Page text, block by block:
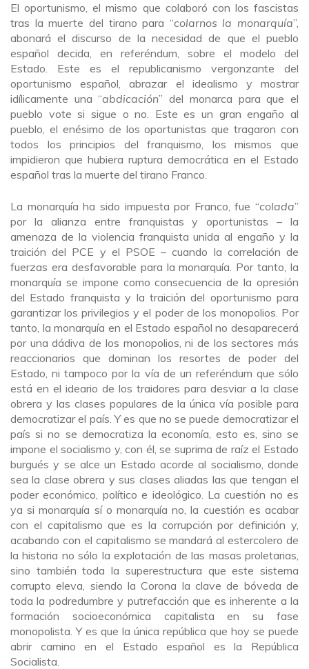
El oportunismo, el mismo que colaboró con los fascistas
tras la muerte del tirano para “colarnos la monarquía”,
abonará el discurso de la necesidad de que el pueblo
español decida, en referéndum, sobre el modelo del
Estado. Este es el republicanismo vergonzante del
oportunismo español, abrazar el idealismo y mostrar
idílicamente una “abdicación” del monarca para que el
pueblo vote si sigue o no. Este es un gran engaño al
pueblo, el enésimo de los oportunistas que tragaron con
todos los principios del franquismo, los mismos que
impidieron que hubiera ruptura democrática en el Estado
español tras la muerte del tirano Franco.
La monarquía ha sido impuesta por Franco, fue “colada”
por la alianza entre franquistas y oportunistas – la
amenaza de la violencia franquista unida al engaño y la
traición del PCE y el PSOE – cuando la correlación de
fuerzas era desfavorable para la monarquía. Por tanto, la
monarquía se impone como consecuencia de la opresión
del Estado franquista y la traición del oportunismo para
garantizar los privilegios y el poder de los monopolios. Por
tanto, la monarquía en el Estado español no desaparecerá
por una dádiva de los monopolios, ni de los sectores más
reaccionarios que dominan los resortes de poder del
Estado, ni tampoco por la vía de un referéndum que sólo
está en el ideario de los traidores para desviar a la clase
obrera y las clases populares de la única vía posible para
democratizar el país. Y es que no se puede democratizar el
país si no se democratiza la economía, esto es, sino se
impone el socialismo y, con él, se suprima de raíz el Estado
burgués y se alce un Estado acorde al socialismo, donde
sea la clase obrera y sus clases aliadas las que tengan el
poder económico, político e ideológico. La cuestión no es
ya si monarquía sí o monarquía no, la cuestión es acabar
con el capitalismo que es la corrupción por definición y,
acabando con el capitalismo se mandará al estercolero de
la historia no sólo la explotación de las masas proletarias,
sino también toda la superestructura que este sistema
corrupto eleva, siendo la Corona la clave de bóveda de
toda la podredumbre y putrefacción que es inherente a la
formación socioeconómica capitalista en su fase
monopolista. Y es que la única república que hoy se puede
abrir camino en el Estado español es la República
Socialista.